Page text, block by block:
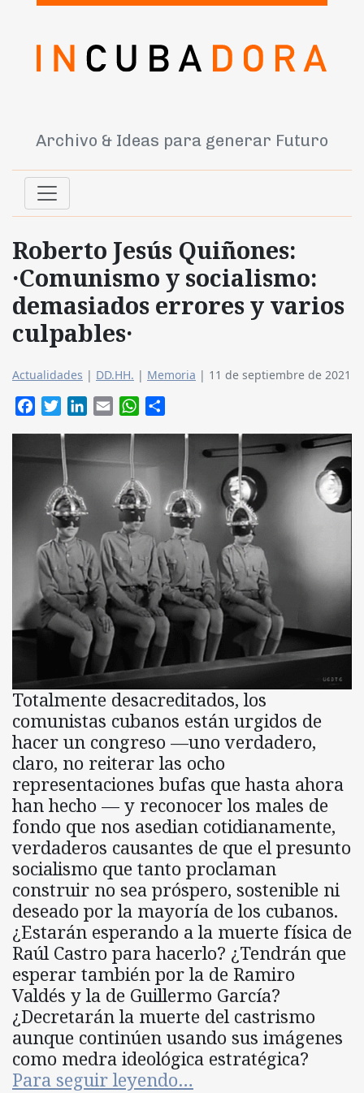
Archivo & Ideas para generar Futuro
Roberto Jesús Quiñones:
·Comunismo y socialismo:
demasiados errores y varios
culpables·
Actualidades | DD.HH. | Memoria | 11 de septiembre de 2021
FacebookTwitterLinkedIn
Email WhatsApp
Totalmente desacreditados, los
comunistas cubanos están urgidos de
hacer un congreso —uno verdadero,
claro, no reiterar las ocho
representaciones bufas que hasta ahora
han hecho — y reconocer los males de
fondo que nos asedian cotidianamente,
verdaderos causantes de que el presunto
socialismo que tanto proclaman
construir no sea próspero, sostenible ni
deseado por la mayoría de los cubanos.
¿Estarán esperando a la muerte física de
Raúl Castro para hacerlo? ¿Tendrán que
esperar también por la de Ramiro
Valdés y la de Guillermo García?
¿Decretarán la muerte del castrismo
aunque continúen usando sus imágenes
como medra ideológica estratégica?
Para seguir leyendo…